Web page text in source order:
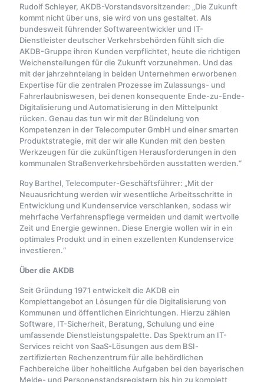
Rudolf Schleyer, AKDB-Vorstandsvorsitzender: „Die Zukunft
kommt nicht über uns, sie wird von uns gestaltet. Als
bundesweit führender Softwareentwickler und IT-
Dienstleister deutscher Verkehrsbehörden fühlt sich die
AKDB-Gruppe ihren Kunden verpflichtet, heute die richtigen
Weichenstellungen für die Zukunft vorzunehmen. Und das
mit der jahrzehntelang in beiden Unternehmen erworbenen
Expertise für die zentralen Prozesse im Zulassungs- und
Fahrerlaubniswesen, bei denen konsequente Ende-zu-Ende-
Digitalisierung und Automatisierung in den Mittelpunkt
rücken. Genau das tun wir mit der Bündelung von
Kompetenzen in der Telecomputer GmbH und einer smarten
Produktstrategie, mit der wir alle Kunden mit den besten
Werkzeugen für die zukünftigen Herausforderungen in den
kommunalen Straßenverkehrsbehörden ausstatten werden.“
Roy Barthel, Telecomputer-Geschäftsführer: „Mit der
Neuausrichtung werden wir wesentliche Arbeitsschritte in
Entwicklung und Kundenservice verschlanken, sodass wir
mehrfache Verfahrenspflege vermeiden und damit wertvolle
Zeit und Energie gewinnen. Diese Energie wollen wir in ein
optimales Produkt und in einen exzellenten Kundenservice
investieren.“
Über die AKDB
Seit Gründung 1971 entwickelt die AKDB ein
Komplettangebot an Lösungen für die Digitalisierung von
Kommunen und öffentlichen Einrichtungen. Hierzu zählen
Software, IT-Sicherheit, Beratung, Schulung und eine
umfassende Dienstleistungspalette. Das Spektrum an IT-
Services reicht von SaaS-Lösungen aus dem BSI-
zertifizierten Rechenzentrum für alle behördlichen
Fachbereiche über hoheitliche Aufgaben bei den bayerischen
Melde- und Personenstandsregistern bis hin zu komplett